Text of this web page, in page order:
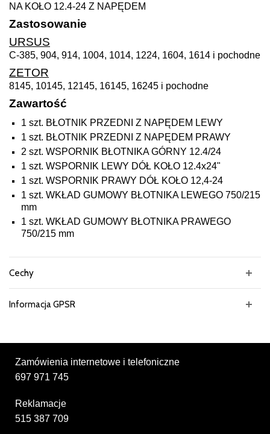
NA KOŁO 12.4-24 Z NAPĘDEM
Zastosowanie
URSUS
C-385, 904, 914, 1004, 1014, 1224, 1604, 1614 i pochodne
ZETOR
8145, 10145, 12145, 16145, 16245 i pochodne
Zawartość
1 szt. BŁOTNIK PRZEDNI Z NAPĘDEM LEWY
1 szt. BŁOTNIK PRZEDNI Z NAPĘDEM PRAWY
2 szt. WSPORNIK BŁOTNIKA GÓRNY 12.4/24
1 szt. WSPORNIK LEWY DÓŁ KOŁO 12.4x24"
1 szt. WSPORNIK PRAWY DÓŁ KOŁO 12,4-24
1 szt. WKŁAD GUMOWY BŁOTNIKA LEWEGO 750/215
mm
1 szt. WKŁAD GUMOWY BŁOTNIKA PRAWEGO
750/215 mm
Cechy
Informacja GPSR
Zamówienia internetowe i telefoniczne
697 971 745
Reklamacje
515 387 709